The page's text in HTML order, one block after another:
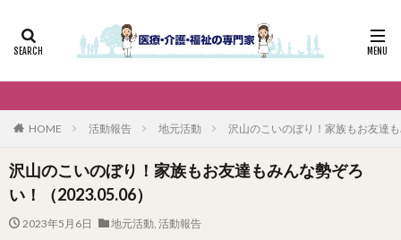
HOME 活動報告 地元活動 沢山のこいのぼり！家族もお友達
沢山のこいのぼり！家族もお友達もみんな勢ぞろ
い！（2023.05.06）
2023年5月6日 地元活動, 活動報告